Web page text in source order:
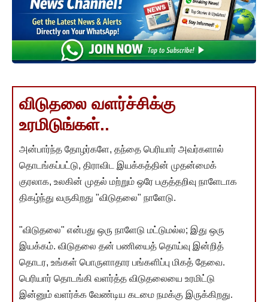
விடுதலை வளர்ச்சிக்கு
உரமிடுங்கள்..
அன்பார்ந்த தோழர்களே, தந்தை பெரியார் அவர்களால்
தொடங்கப்பட்டு, திராவிட இயக்கத்தின் முதன்மைக்
குரலாக, உலகின் முதல் மற்றும் ஒரே பகுத்தறிவு நாளேடாக
திகழ்ந்து வருகிறது "விடுதலை" நாளேடு.
"விடுதலை" என்பது ஒரு நாளேடு மட்டுமல்ல; இது ஒரு
இயக்கம். விடுதலை தன் பணியைத் தொய்வு இன்றித்
தொடர, உங்கள் பொருளாதார பங்களிப்பு மிகத் தேவை.
பெரியார் தொடங்கி வளர்த்த விடுதலையை உரமிட்டு
இன்னும் வளர்க்க வேண்டிய கடமை நமக்கு இருக்கிறது.